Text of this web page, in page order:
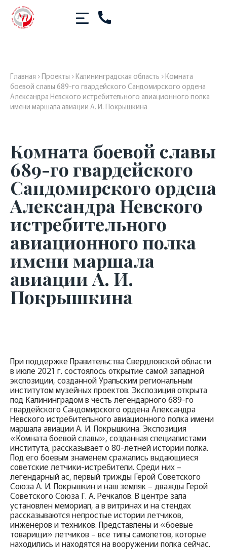
Главная ›Проекты ›Калининградская область ›Комната
боевой славы 689-го гвардейского Сандомирского ордена
Александра Невского истребительного авиационного полка
имени маршала авиации А. И. Покрышкина
Комната боевой славы
689-го гвардейского
Сандомирского ордена
Александра Невского
истребительного
авиационного полка
имени маршала
авиации А. И.
Покрышкина
При поддержке Правительства Свердловской области
в июле 2021 г. состоялось открытие самой западной
экспозиции, созданной Уральским региональным
институтом музейных проектов. Экспозиция открыта
под Калининградом в честь легендарного 689-го
гвардейского Сандомирского ордена Александра
Невского истребительного авиационного полка имени
маршала авиации А. И. Покрышкина. Экспозиция
«Комната боевой славы», созданная специалистами
института, рассказывает о 80-летней истории полка.
Под его боевым знаменем сражались выдающиеся
советские летчики-истребители. Среди них –
легендарный ас, первый трижды Герой Советского
Союза А. И. Покрышкин и наш земляк – дважды Герой
Советского Союза Г. А. Речкалов. В центре зала
установлен мемориал, а в витринах и на стендах
рассказываются непростые истории летчиков,
инженеров и техников. Представлены и «боевые
товарищи» летчиков – все типы самолетов, которые
находились и находятся на вооружении полка сейчас.